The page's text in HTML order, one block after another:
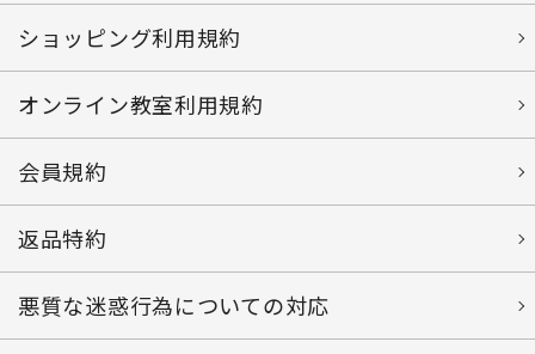
ショッピング利用規約
オンライン教室利用規約
会員規約
返品特約
悪質な迷惑行為についての対応